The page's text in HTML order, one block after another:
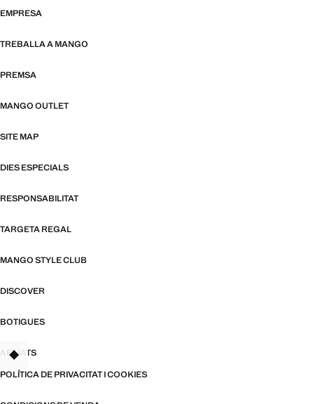
EMPRESA
TREBALLA A MANGO
PREMSA
MANGO OUTLET
SITE MAP
DIES ESPECIALS
RESPONSABILITAT
TARGETA REGAL
MANGO STYLE CLUB
DISCOVER
BOTIGUES
AFILIATS
POLÍTICA DE PRIVACITAT I COOKIES